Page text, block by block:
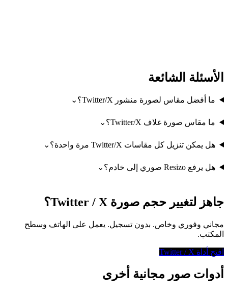
الأسئلة الشائعة
ما أفضل مقاس لصورة منشور Twitter/X؟ ⌄
ما مقاس صورة غلاف Twitter/X؟ ⌄
هل يمكن تنزيل كل مقاسات Twitter/X مرة واحدة؟ ⌄
هل يرفع Resizo صوري إلى خادم؟ ⌄
جاهز لتغيير حجم صورة Twitter / X؟
مجاني وفوري وخاص. بدون تسجيل. يعمل على الهاتف وسطح
المكتب.
افتح أداة Twitter / X
أدوات صور مجانية أخرى